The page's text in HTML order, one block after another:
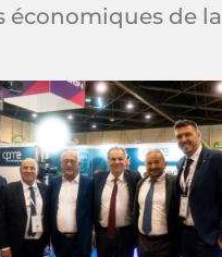
économiques de la